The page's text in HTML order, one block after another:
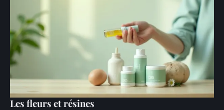
Les fleurs et résines